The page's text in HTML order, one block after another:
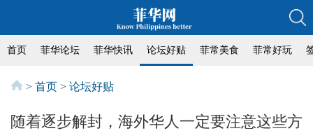
首页 菲华论坛 菲华快讯 论坛好贴 菲常美食 菲常好玩
> 首页 > 论坛好贴
随着逐步解封，海外华人一定要注意这些方